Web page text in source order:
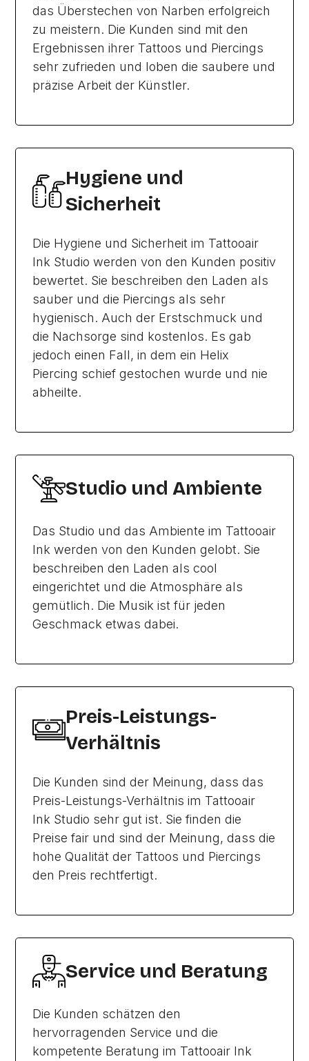
das Überstechen von Narben erfolgreich
zu meistern. Die Kunden sind mit den
Ergebnissen ihrer Tattoos und Piercings
sehr zufrieden und loben die saubere und
präzise Arbeit der Künstler.
Hygiene und
Sicherheit
Die Hygiene und Sicherheit im Tattooair
Ink Studio werden von den Kunden positiv
bewertet. Sie beschreiben den Laden als
sauber und die Piercings als sehr
hygienisch. Auch der Erstschmuck und
die Nachsorge sind kostenlos. Es gab
jedoch einen Fall, in dem ein Helix
Piercing schief gestochen wurde und nie
abheilte.
Studio und Ambiente
Das Studio und das Ambiente im Tattooair
Ink werden von den Kunden gelobt. Sie
beschreiben den Laden als cool
eingerichtet und die Atmosphäre als
gemütlich. Die Musik ist für jeden
Geschmack etwas dabei.
Preis-Leistungs-
Verhältnis
Die Kunden sind der Meinung, dass das
Preis-Leistungs-Verhältnis im Tattooair
Ink Studio sehr gut ist. Sie finden die
Preise fair und sind der Meinung, dass die
hohe Qualität der Tattoos und Piercings
den Preis rechtfertigt.
Service und Beratung
Die Kunden schätzen den
hervorragenden Service und die
kompetente Beratung im Tattooair Ink